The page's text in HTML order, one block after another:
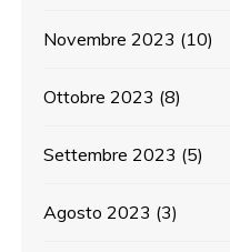
Novembre 2023 (10)
Ottobre 2023 (8)
Settembre 2023 (5)
Agosto 2023 (3)